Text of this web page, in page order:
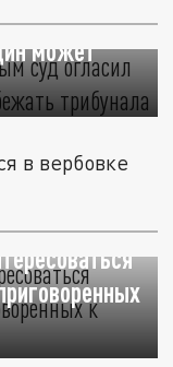
суд
может
в вербовке